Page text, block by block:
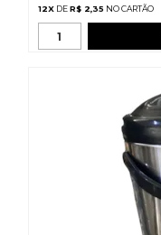
12X DE R$ 2,35